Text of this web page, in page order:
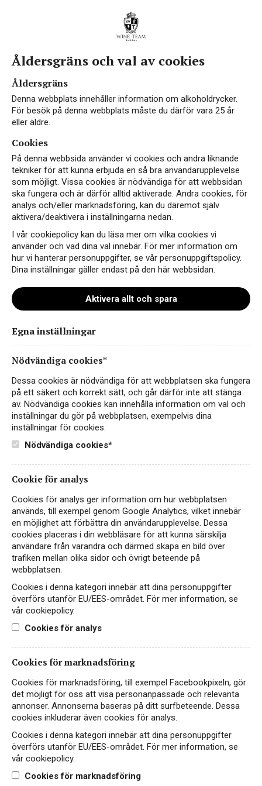
Nyheter, artiklar &
inspiration
Upptäck våra senaste nyheter, ta del av tips och
inspiration från vinets värld. Här hittar du allt
från spännande vinfakta, dryckestips till mat och
inblick i vårt hållbarhetsarbete. Vi önskar dig en
trevlig läsning!
VIN
Lär dig mer om Nebbiolo –
Piemontes stolthet
Lär dig mer om Nebbiolo – Piemontes stolthet Nebbiolo
ger strukturerade viner med doft av nypon, jordgubbar,
rosor, tobak och… Läs mer
Vin till Fisk
Upptäck det Perfekta Vinet till Fiskrätter Letar du efter
det perfekta vinet till fisk? Välkommen till vår guide –
för…Läs mer
Åldersgräns och val av cookies
Åldersgräns
Denna webbplats innehåller information om alkoholdrycker.
För besök på denna webbplats måste du därför vara 25 år
eller äldre.
Cookies
På denna webbsida använder vi cookies och andra liknande
tekniker för att kunna erbjuda en så bra användarupplevelse
som möjligt. Vissa cookies är nödvändiga för att webbsidan
ska fungera och är därför alltid aktiverade. Andra cookies, för
analys och/eller marknadsföring, kan du däremot själv
aktivera/deaktivera i inställningarna nedan.
I vår cookiepolicy kan du läsa mer om vilka cookies vi
använder och vad dina val innebär. För mer information om
hur vi hanterar personuppgifter, se vår personuppgiftspolicy.
Dina inställningar gäller endast på den här webbsidan.
Aktivera allt och spara
Egna inställningar
Nödvändiga cookies*
Dessa cookies är nödvändiga för att webbplatsen ska fungera
på ett säkert och korrekt sätt, och går därför inte att stänga
av. Nödvändiga cookies kan innehålla information om val och
inställningar du gör på webbplatsen, exempelvis dina
inställningar för cookies.
Nödvändiga cookies*
Cookie för analys
Cookies för analys ger information om hur webbplatsen
används, till exempel genom Google Analytics, vilket innebär
en möjlighet att förbättra din användarupplevelse. Dessa
cookies placeras i din webbläsare för att kunna särskilja
användare från varandra och därmed skapa en bild över
trafiken mellan olika sidor och övrigt beteende på
webbplatsen.
Cookies i denna kategori innebär att dina personuppgifter
överförs utanför EU/EES-området. För mer information, se
vår cookiepolicy.
Cookies för analys
Cookies för marknadsföring
Cookies för marknadsföring, till exempel Facebookpixeln, gör
det möjligt för oss att visa personanpassade och relevanta
annonser. Annonserna baseras på ditt surfbeteende. Dessa
cookies inkluderar även cookies för analys.
Cookies i denna kategori innebär att dina personuppgifter
överförs utanför EU/EES-området. För mer information, se
vår cookiepolicy.
Cookies för marknadsföring